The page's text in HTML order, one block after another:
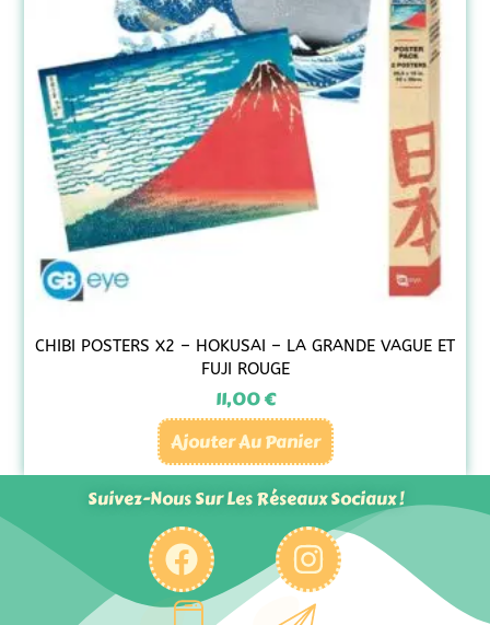
CHIBI POSTERS X2 – HOKUSAI – LA GRANDE VAGUE ET
FUJI ROUGE
11,00€
Ajouter Au Panier
Suivez-Nous Sur Les Réseaux Sociaux !